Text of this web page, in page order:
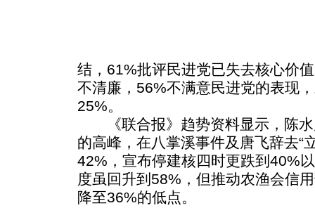
结，61%批评民进党已失去核心价
不清廉，56%不满意民进党的表现
25%。
《联合报》趋势资料显示，陈水
的高峰，在八掌溪事件及唐飞辞去“
42%，宣布停建核四时更跌到40%
度虽回升到58%，但推动农渔会信
降至36%的低点。